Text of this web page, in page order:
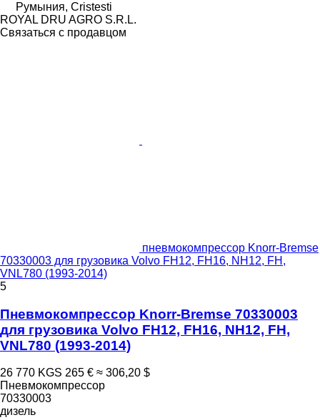
Румыния, Cristesti
ROYAL DRU AGRO S.R.L.
Связаться с продавцом
пневмокомпрессор Knorr-Bremse
70330003 для грузовика Volvo FH12, FH16, NH12, FH,
VNL780 (1993-2014)
5
Пневмокомпрессор Knorr-Bremse 70330003
для грузовика Volvo FH12, FH16, NH12, FH,
VNL780 (1993-2014)
26 770 KGS 265 € ≈ 306,20 $
Пневмокомпрессор
70330003
дизель